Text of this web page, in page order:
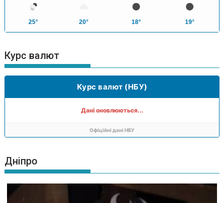
25° 20° 18° 19°
Курс валют
Курс валют (НБУ)
Дані оновлюються...
Офіційні дані НБУ
Дніпро